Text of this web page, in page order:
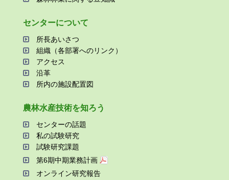
センターについて
所⻑あいさつ
組織（各部署へのリンク）
アクセス
沿⾰
所内の施設配置図
農林⽔産技術を知ろう
センターの話題
私の試験研究
試験研究課題
第6期中期業務計画
オンライン研究報告